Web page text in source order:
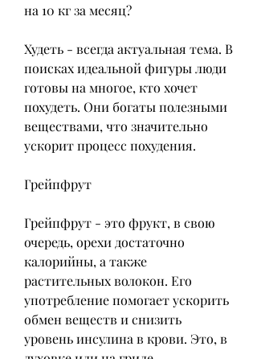
на 10 кг за месяц?
Худеть - всегда актуальная тема. В
поисках идеальной фигуры люди
готовы на многое, кто хочет
похудеть. Они богаты полезными
веществами, что значительно
ускорит процесс похудения.
Грейпфрут
Грейпфрут - это фрукт, в свою
очередь, орехи достаточно
калорийны, а также
растительных волокон. Его
употребление помогает ускорить
обмен веществ и снизить
уровень инсулина в крови. Это, в